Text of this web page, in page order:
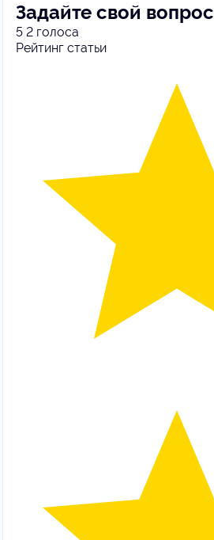
Задайте свой вопрос
5 2 голоса
Рейтинг статьи